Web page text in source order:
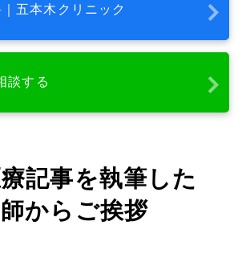
五本木クリニック
談する
記事を執筆した
からご挨拶